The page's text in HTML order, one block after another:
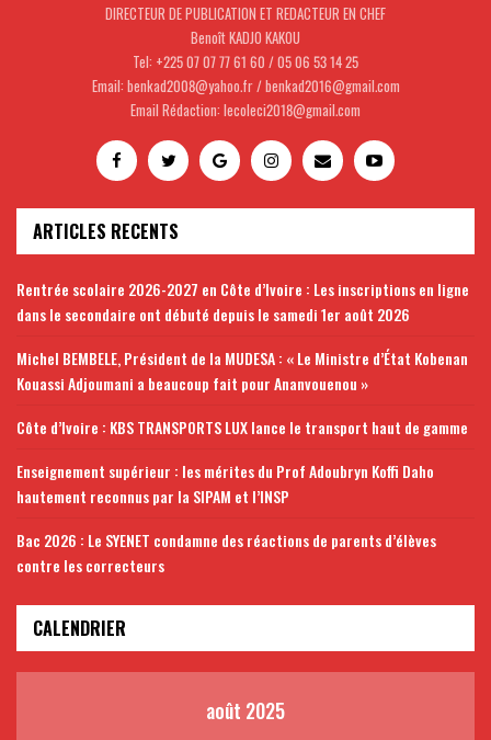
DIRECTEUR DE PUBLICATION ET REDACTEUR EN CHEF
Benoît KADJO KAKOU
Tel: +225 07 07 77 61 60 / 05 06 53 14 25
Email: benkad2008@yahoo.fr / benkad2016@gmail.com
Email Rédaction: lecoleci2018@gmail.com
ARTICLES RECENTS
Rentrée scolaire 2026-2027 en Côte d’Ivoire : Les inscriptions en ligne
dans le secondaire ont débuté depuis le samedi 1er août 2026
Michel BEMBELE, Président de la MUDESA : « Le Ministre d’État Kobenan
Kouassi Adjoumani a beaucoup fait pour Ananvouenou »
Côte d’Ivoire : KBS TRANSPORTS LUX lance le transport haut de gamme
Enseignement supérieur : les mérites du Prof Adoubryn Koffi Daho
hautement reconnus par la SIPAM et l’INSP
Bac 2026 : Le SYENET condamne des réactions de parents d’élèves
contre les correcteurs
CALENDRIER
août 2025